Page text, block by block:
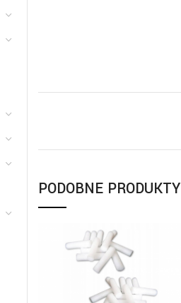
PODOBNE PRODUKTY